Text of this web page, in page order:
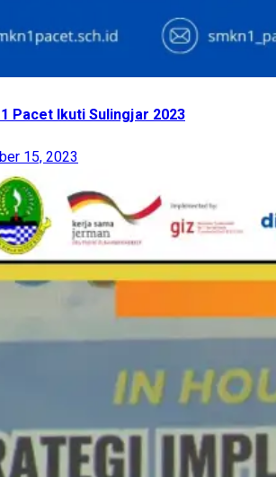
Pacet Ikuti Sulingjar 2023
15, 2023